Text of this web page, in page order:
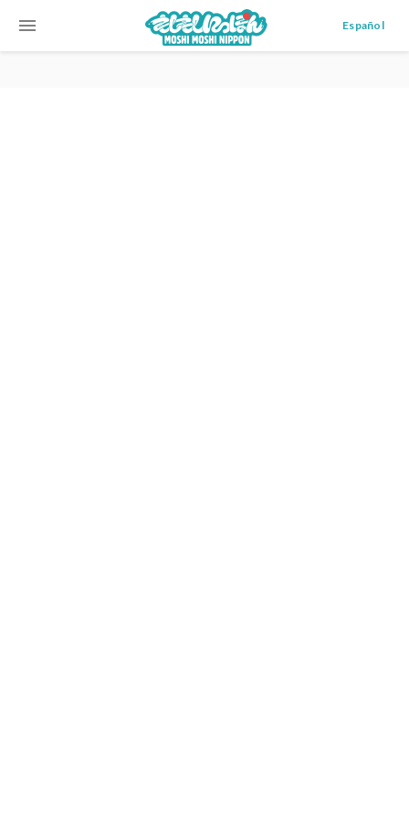
menu Español